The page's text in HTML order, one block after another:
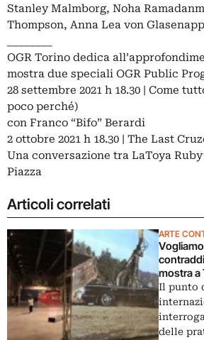
Stanley Malmborg, Noha
Thompson, Anna Lea von
OGR Torino dedica
mostra due speciali OGR Public
28 settembre 2021 h 18.30 | Come
poco perché)
con Franco “Bifo” Berardi
2 ottobre 2021 h 18.30 | The Last
Una conversazione tra LaToya
Piazza
Articoli correlati
ARTE
mostra a
Il punto
delle